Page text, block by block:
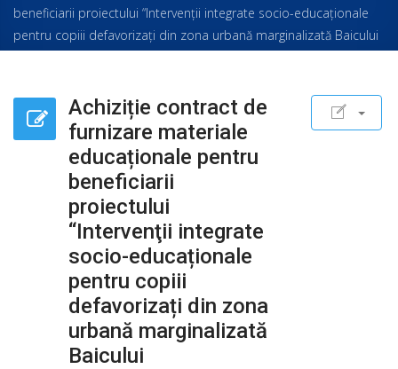
beneficiarii proiectului “Intervenţii integrate socio-educaționale
pentru copiii defavorizați din zona urbană marginalizată Baicului
Achiziție contract de
furnizare materiale
educaționale pentru
beneficiarii
proiectului
“Intervenţii integrate
socio-educaționale
pentru copiii
defavorizați din zona
urbană marginalizată
Baicului